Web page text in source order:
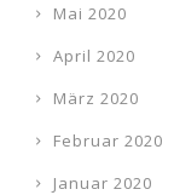
Mai 2020
April 2020
März 2020
Februar 2020
Januar 2020